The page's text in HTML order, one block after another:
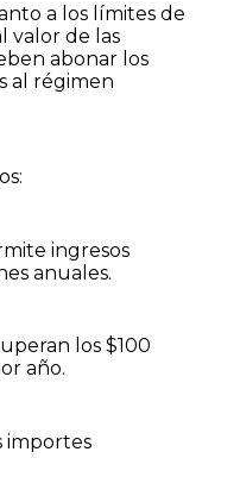
a los límites de
valor de las
abonar los
al régimen
ingresos
anuales.
los $100
año.
importes